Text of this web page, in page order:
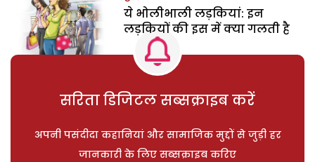
ये भोलीभाली लड़कियां: इन
लड़कियों की इस में क्या गलती है
सरिता डिजिटल सब्सक्राइब करें
अपनी पसंदीदा कहानियां और सामाजिक मुद्दों से जुड़ी हर
जानकारी के लिए सब्सक्राइब करिए